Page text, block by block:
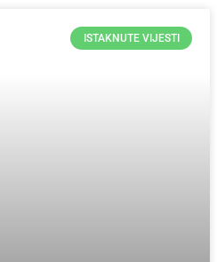
ISTAKNUTE VIJESTI